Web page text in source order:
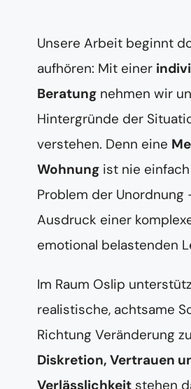
Unsere Arbeit beginnt
aufhören: Mit einer
Beratung nehmen wir
Hintergründe der
verstehen. Denn eine
Wohnung ist nie
Problem der Unordnung
Ausdruck einer
emotional belastenden
Im Raum Oslip
realistische, achtsame
Richtung Veränderung
Diskretion, Vertrauen
Verlässlichkeit stehen